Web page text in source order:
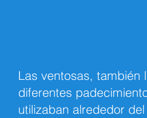
Las ventosas, también
diferentes
utilizaban alrededor